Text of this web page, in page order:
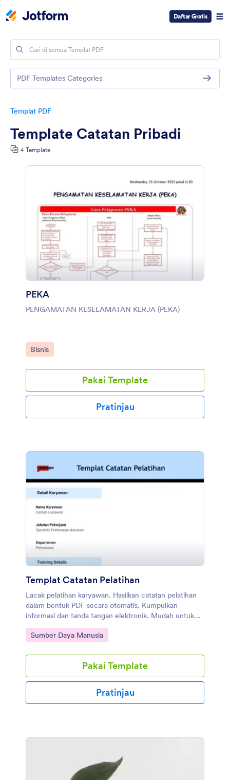
Daftar Gratis
Templat PDF
Template Catatan Pribadi
4 Template
PEKA
PENGAMATAN KESELAMATAN KERJA (PEKA)
Buka Kategori:
Bisnis
Pakai Template
Pratinjau
Templat Catatan Pelatihan
Lacak pelatihan karyawan. Hasilkan catatan pelatihan
dalam bentuk PDF secara otomatis. Kumpulkan
informasi dan tanda tangan elektronik. Mudah untuk
disesuaikan. Tanpa perlu pengkodean.
Buka Kategori:
Sumber Daya Manusia
Pakai Template
Pratinjau
PDF Templates Categories